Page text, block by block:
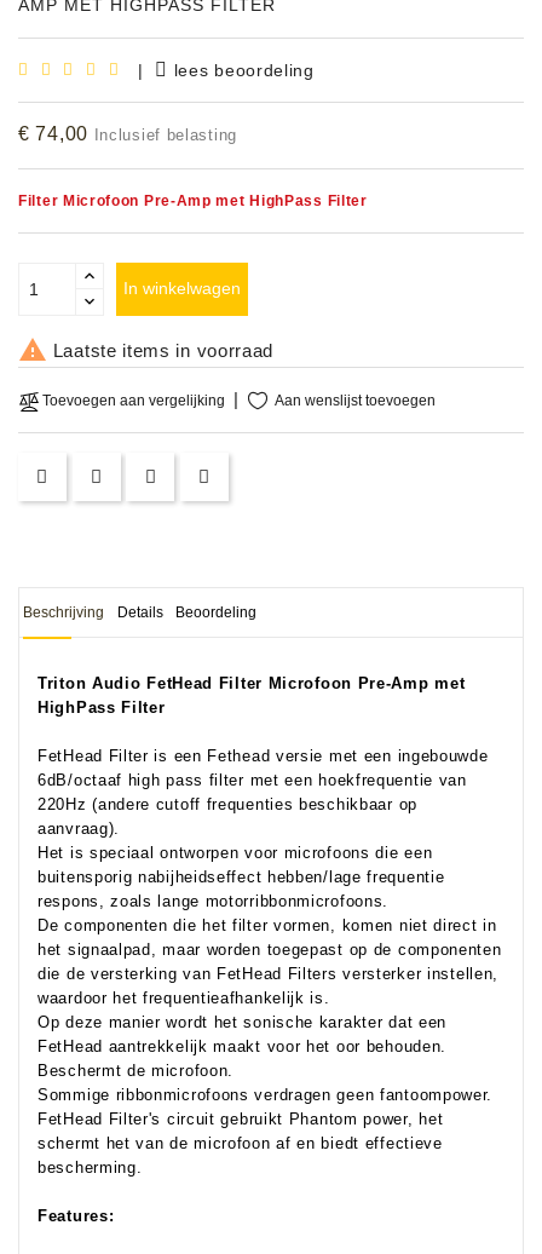
Bladmuziek
Accessoires
OCCASIONS
DEMONSTRATIES
CLINICS
VERHUUR,
AMP MET HIGHPASS FILTER
| lees beoordeling
€ 74,00 Inclusief belasting
Filter Microfoon Pre-Amp met HighPass Filter
In winkelwagen
 Laatste items in voorraad
Toevoegen aan vergelijking Aan wenslijst toevoegen
Beschrijving Details Beoordeling
Triton Audio FetHead Filter Microfoon Pre-Amp met
HighPass Filter
FetHead Filter is een Fethead versie met een ingebouwde
6dB/octaaf high pass filter met een hoekfrequentie van
220Hz (andere cutoff frequenties beschikbaar op
aanvraag).
Het is speciaal ontworpen voor microfoons die een
buitensporig nabijheidseffect hebben/lage frequentie
respons, zoals lange motorribbonmicrofoons.
De componenten die het filter vormen, komen niet direct in
het signaalpad, maar worden toegepast op de componenten
die de versterking van FetHead Filters versterker instellen,
waardoor het frequentieafhankelijk is.
Op deze manier wordt het sonische karakter dat een
FetHead aantrekkelijk maakt voor het oor behouden.
Beschermt de microfoon.
Sommige ribbonmicrofoons verdragen geen fantoompower.
FetHead Filter's circuit gebruikt Phantom power, het
schermt het van de microfoon af en biedt effectieve
bescherming.
Features: